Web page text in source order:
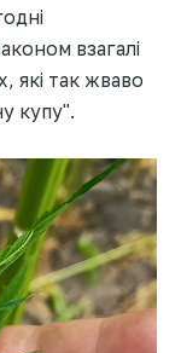
взагалі
які так жваво
купу".